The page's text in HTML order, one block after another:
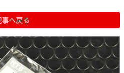
事へ戻る